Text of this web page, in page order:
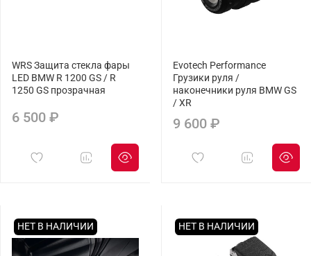
WRS Защита стекла фары
LED BMW R 1200 GS / R
1250 GS прозрачная
6 500 ₽
Evotech Performance
Грузики руля /
наконечники руля BMW GS
/ XR
9 600 ₽
НЕТ В НАЛИЧИИ НЕТ В НАЛИЧИИ